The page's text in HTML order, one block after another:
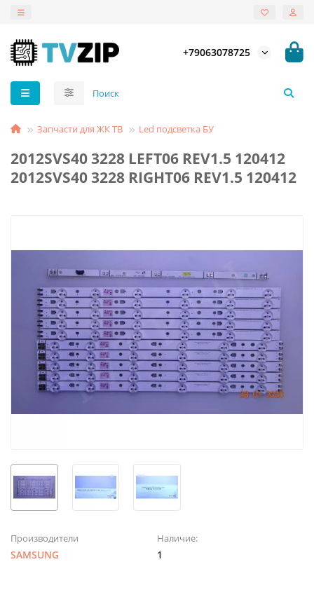
+79063078725
Запчасти для ЖК ТВ Led подсветка БУ
2012SVS40 3228 LEFT06 REV1.5 120412
2012SVS40 3228 RIGHT06 REV1.5 120412
Производители
SAMSUNG
Наличие:
1